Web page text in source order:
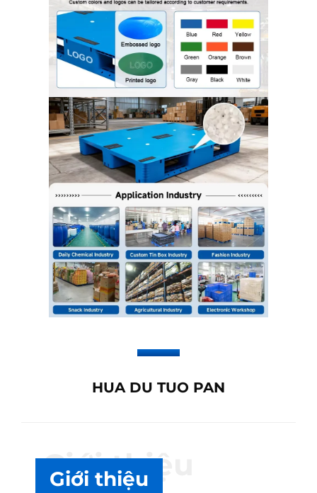
HUA DU TUO PAN
Giới thiệu
Giới thiệu